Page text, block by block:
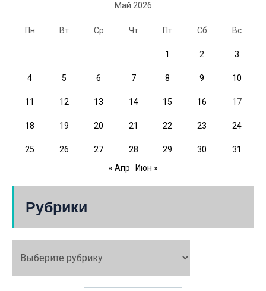
Май 2026
Пн Вт Ср Чт Пт Сб Вс
1 2 3
4 5 6 7 8 9 10
11 12 13 14 15 16 17
18 19 20 21 22 23 24
25 26 27 28 29 30
31
« Апр
Июн »
Рубрики